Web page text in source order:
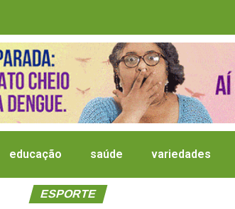
educação saúde variedades
ESPORTE